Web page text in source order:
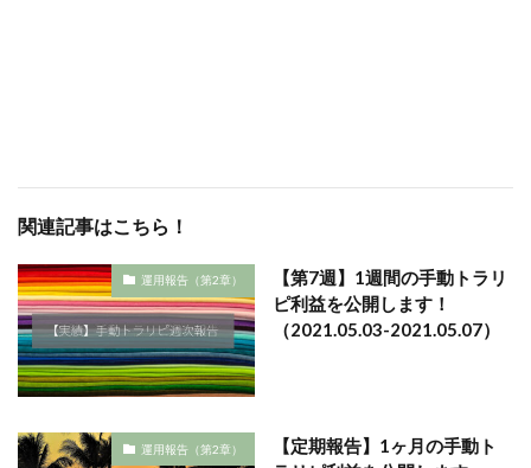
関連記事はこちら！
運用報告（第2章）
【第7週】1週間の手動トラリ
ピ利益を公開します！
（2021.05.03-2021.05.07）
運用報告（第2章）
【定期報告】1ヶ月の手動ト